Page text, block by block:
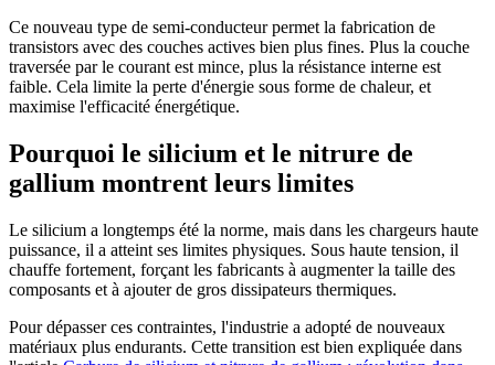
Ce nouveau type de semi-conducteur permet la fabrication de
transistors avec des couches actives bien plus fines. Plus la couche
traversée par le courant est mince, plus la résistance interne est
faible. Cela limite la perte d'énergie sous forme de chaleur, et
maximise l'efficacité énergétique.
Pourquoi le silicium et le nitrure de
gallium montrent leurs limites
Le silicium a longtemps été la norme, mais dans les chargeurs haute
puissance, il a atteint ses limites physiques. Sous haute tension, il
chauffe fortement, forçant les fabricants à augmenter la taille des
composants et à ajouter de gros dissipateurs thermiques.
Pour dépasser ces contraintes, l'industrie a adopté de nouveaux
matériaux plus endurants. Cette transition est bien expliquée dans